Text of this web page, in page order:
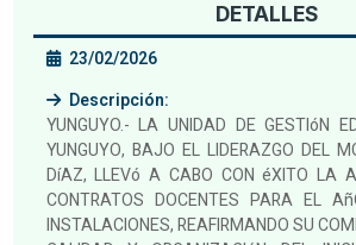
DETALLES
23/02/2026
Descripción:
YUNGUYO.- LA UNIDAD DE GESTIóN
YUNGUYO, BAJO EL LIDERAZGO DEL
DíAZ, LLEVó A CABO CON éXITO LA
CONTRATOS DOCENTES PARA EL
INSTALACIONES, REAFIRMANDO SU